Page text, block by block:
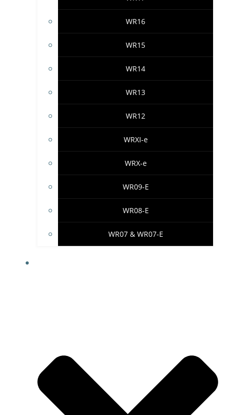
WR16
WR15
WR14
WR13
WR12
WRXI-e
WRX-e
WR09-E
WR08-E
WR07 & WR07-E